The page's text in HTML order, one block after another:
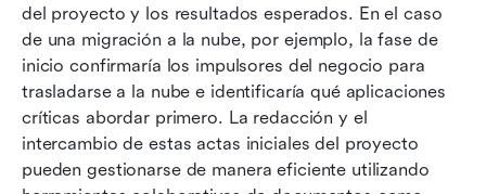
del proyecto y los resultados esperados. En el caso
de una migración a la nube, por ejemplo, la fase de
inicio confirmaría los impulsores del negocio para
trasladarse a la nube e identificaría qué aplicaciones
críticas abordar primero. La redacción y el
intercambio de estas actas iniciales del proyecto
pueden gestionarse de manera eficiente utilizando